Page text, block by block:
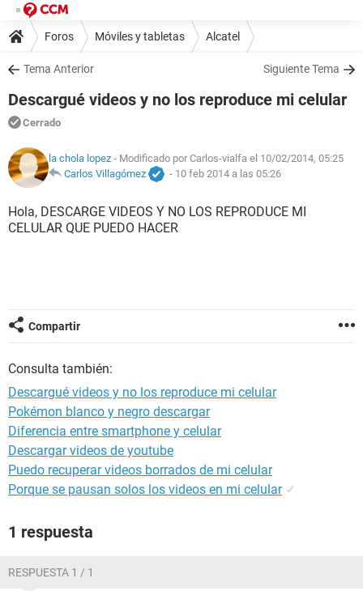
Foros Móviles y tabletas Alcatel
Tema Anterior Siguiente Tema
Descargué videos y no los reproduce mi celular
Cerrado
la chola lopez - Modificado por Carlos-vialfa el 10/02/2014, 05:25
Carlos Villagómez
- 10 feb 2014 a las 05:26
Hola, DESCARGE VIDEOS Y NO LOS REPRODUCE MI
CELULAR QUE PUEDO HACER
Compartir
Consulta también:
Descargué videos y no los reproduce mi celular
Pokémon blanco y negro descargar
Diferencia entre smartphone y celular
Descargar videos de youtube
Puedo recuperar videos borrados de mi celular
Porque se pausan solos los videos en mi celular ✓
1 respuesta
RESPUESTA 1 / 1